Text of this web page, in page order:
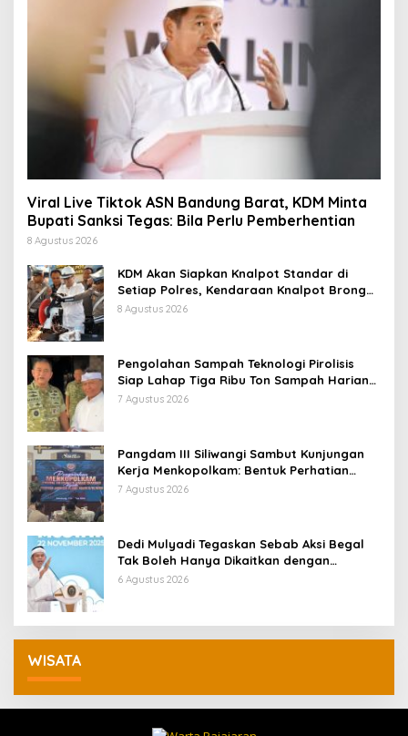
Viral Live Tiktok ASN Bandung Barat, KDM Minta
Bupati Sanksi Tegas: Bila Perlu Pemberhentian
8 Agustus 2026
KDM Akan Siapkan Knalpot Standar di
Setiap Polres, Kendaraan Knalpot Brong
Tertangkap Langsung Ganti
8 Agustus 2026
Pengolahan Sampah Teknologi Pirolisis
Siap Lahap Tiga Ribu Ton Sampah Harian
Jawa Barat
7 Agustus 2026
Pangdam III Siliwangi Sambut Kunjungan
Kerja Menkopolkam: Bentuk Perhatian
Pemerintah
7 Agustus 2026
Dedi Mulyadi Tegaskan Sebab Aksi Begal
Tak Boleh Hanya Dikaitkan dengan
Ekonomi
6 Agustus 2026
WISATA